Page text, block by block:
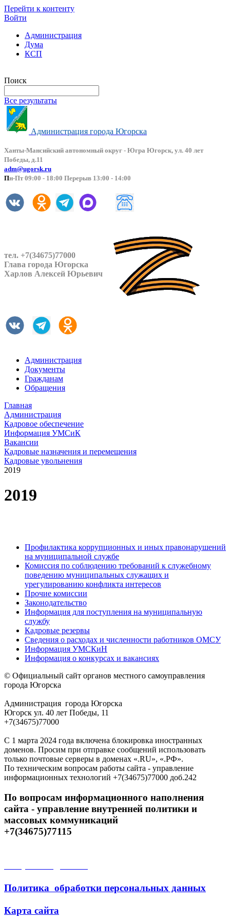
Перейти к контенту
Войти
Администрация
Дума
КСП
Поиск
Все результаты
Администрация города Югорска
Ханты-Мансийский автономный округ - Югра Югорск, ул. 40 лет
Победы, д.11
adm@ugorsk.ru
Пн-Пт 09:00 - 18:00 Перерыв 13:00 - 14:00
тел. +7(34675)77000
Глава города Югорска
Харлов Алексей Юрьевич
Администрация
Документы
Гражданам
Обращения
Главная
Администрация
Кадровое обеспечение
Информация УМСиК
Вакансии
Кадровые назначения и перемещения
Кадровые увольнения
2019
2019
Профилактика коррупционных и иных правонарушений
на муниципальной службе
Комиссия по соблюдению требований к служебному
поведению муниципальных служащих и
урегулированию конфликта интересов
Прочие комиссии
Законодательство
Информация для поступления на муниципальную
службу
Кадровые резервы
Сведения о расходах и численности работников ОМСУ
Информация УМСКиН
Информация о конкурсах и вакансиях
© Официальный сайт органов местного самоуправления
города Югорска
Администрация города Югорска
Югорск ул. 40 лет Победы, 11
+7(34675)77000
С 1 марта 2024 года включена блокировка иностранных
доменов. Просим при отправке сообщений использовать
только почтовые серверы в доменах «.RU», «.РФ».
По техническим вопросам работы сайта - управление
информационных технологий +7(34675)77000 доб.242
По вопросам информационного наполнения
сайта - управление внутренней политики и
массовых коммуникаций
+7(34675)77115
Политика обработки персональных данных
Карта сайта